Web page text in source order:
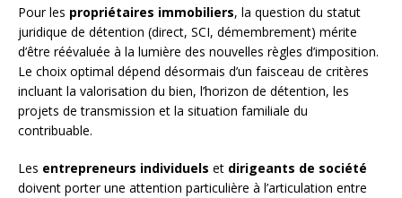
Pour les propriétaires immobiliers, la question du statut
juridique de détention (direct, SCI, démembrement) mérite
d’être réévaluée à la lumière des nouvelles règles d’imposition.
Le choix optimal dépend désormais d’un faisceau de critères
incluant la valorisation du bien, l’horizon de détention, les
projets de transmission et la situation familiale du
contribuable.
Les entrepreneurs individuels et dirigeants de société
doivent porter une attention particulière à l’articulation entre